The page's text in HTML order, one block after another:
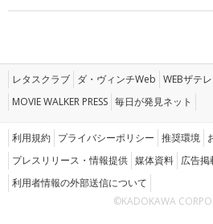
レタスクラブ ダ・ヴィンチWeb WEBザテ
MOVIE WALKER PRESS 毎日が発見ネット
利用規約 プライバシーポリシー 推奨環境
プレスリリース・情報提供 媒体資料 広告掲
利用者情報の外部送信について
©KADOKAWA